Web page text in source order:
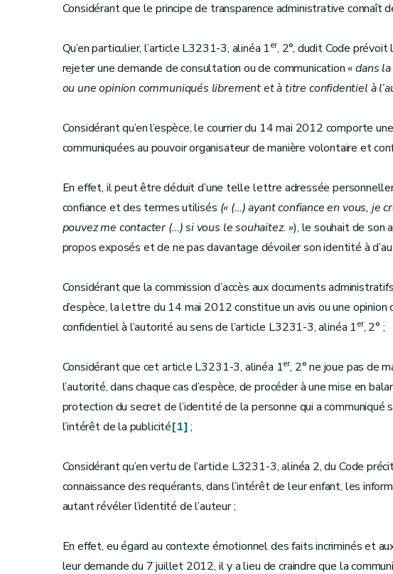
Considérant que le principe de transparence administrative connaît
Qu’en particulier, l’article L3231-3, alinéa 1er, 2°, dudit Code
rejeter une demande de consultation ou de communication «dans
ou une opinion communiqués librement et à titre confidentiel à
Considérant qu’en l’espèce, le courrier du 14 mai 2012 comporte
communiquées au pouvoir organisateur de manière volontaire et
En effet, il peut être déduit d’une telle lettre adressée
confiance et des termes utilisés (« (…) ayant confiance en vous, je
pouvez me contacter (…) si vous le souhaitez. »), le souhait de son
propos exposés et de ne pas davantage dévoiler son identité à
Considérant que la commission d’accès aux documents
d’espèce, la lettre du 14 mai 2012 constitue un avis ou une
confidentiel à l’autorité au sens de l’article L3231-3, alinéa 1er, 2° ;
Considérant que cet article L3231-3, alinéa 1er, 2° ne joue pas de
l’autorité, dans chaque cas d’espèce, de procéder à une mise en
protection du secret de l’identité de la personne qui a communiqué
l’intérêt de la publicité[1] ;
Considérant qu’en vertu de l’article L3231-3, alinéa 2, du Code
connaissance des requérants, dans l’intérêt de leur enfant, les
autant révéler l’identité de l’auteur ;
En effet, eu égard au contexte émotionnel des faits incriminés et
leur demande du 7 juillet 2012, il y a lieu de craindre que la